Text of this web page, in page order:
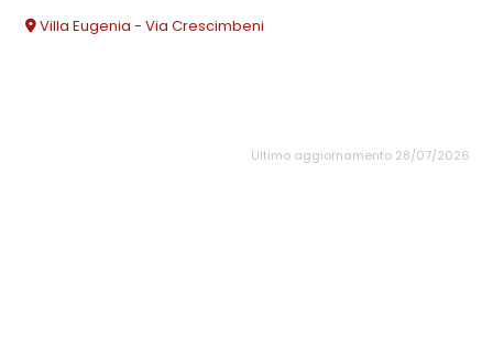
Villa Eugenia - Via Crescimbeni
Ultimo aggiornamento 28/07/2026